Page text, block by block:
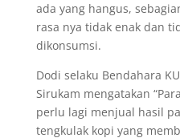
ada yang hangus,
rasa nya tidak enak dan
dikonsumsi.
Dodi selaku Bendahara
Sirukam mengatakan
perlu lagi menjual hasil
tengkulak kopi yang